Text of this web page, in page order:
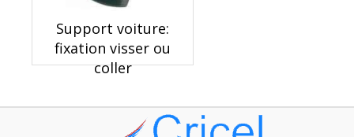
Support voiture:
fixation visser ou
coller